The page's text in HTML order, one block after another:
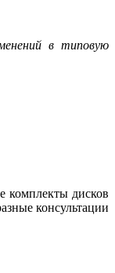
в типовую
комплекты дисков
консультации